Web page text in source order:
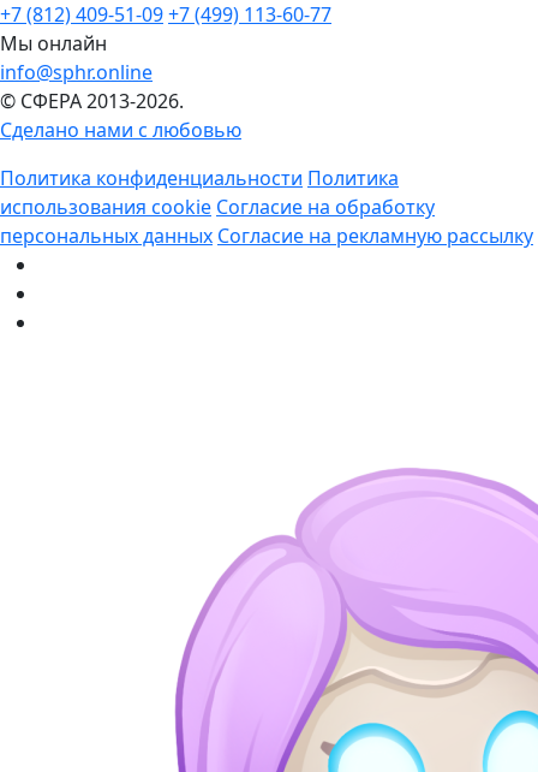
+7 (812) 409-51-09+7 (499) 113-60-77
Мы онлайн
info@sphr.online
© СФЕРА 2013-2026.
Сделано нами с любовью
Политика конфиденциальности Политика
использования cookie Согласие на обработку
персональных данных Согласие на рекламную рассылку